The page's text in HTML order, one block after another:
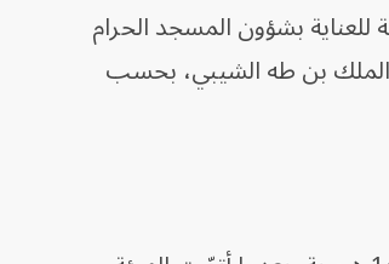
بشؤون المسجد الحرام
الملك بن طه الشيبي، بحسب